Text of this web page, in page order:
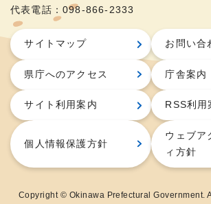
代表電話：098-866-2333
サイトマップ お問い合
県庁へのアクセス 庁舎案内
サイト利用案内 RSS利用
個人情報保護方針
ウェブア
ィ方針
Copyright © Okinawa Prefectural Government.